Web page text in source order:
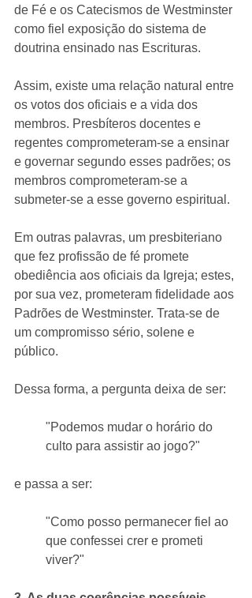
de Fé e os Catecismos de Westminster
como fiel exposição do sistema de
doutrina ensinado nas Escrituras.
Assim, existe uma relação natural entre
os votos dos oficiais e a vida dos
membros. Presbíteros docentes e
regentes comprometeram-se a ensinar
e governar segundo esses padrões; os
membros comprometeram-se a
submeter-se a esse governo espiritual.
Em outras palavras, um presbiteriano
que fez profissão de fé promete
obediência aos oficiais da Igreja; estes,
por sua vez, prometeram fidelidade aos
Padrões de Westminster. Trata-se de
um compromisso sério, solene e
público.
Dessa forma, a pergunta deixa de ser:
"Podemos mudar o horário do
culto para assistir ao jogo?"
e passa a ser:
"Como posso permanecer fiel ao
que confessei crer e prometi
viver?"